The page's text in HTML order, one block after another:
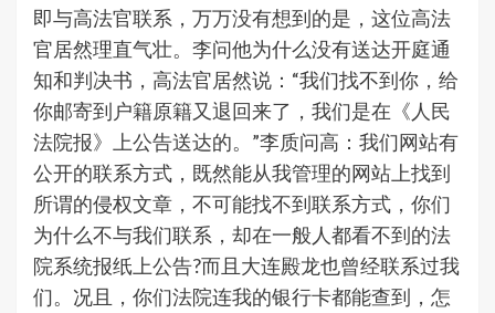
即与高法官联系，万万没有想到的是，这位高法
官居然理直气壮。李问他为什么没有送达开庭通
知和判决书，高法官居然说：“我们找不到你，给
你邮寄到户籍原籍又退回来了，我们是在《人民
法院报》上公告送达的。”李质问高：我们网站有
公开的联系方式，既然能从我管理的网站上找到
所谓的侵权文章，不可能找不到联系方式，你们
为什么不与我们联系，却在一般人都看不到的法
院系统报纸上公告?而且大连殿龙也曾经联系过我
们。况且，你们法院连我的银行卡都能查到，怎